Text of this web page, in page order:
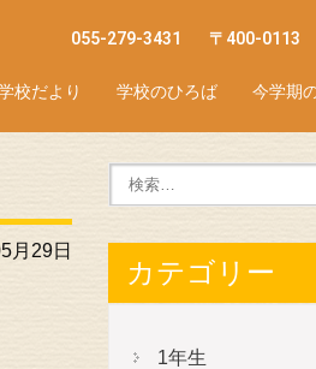
055-279-3431 〒400-0113
校だより 学校のひろば 今学期
月29日
カテゴリー
1年生